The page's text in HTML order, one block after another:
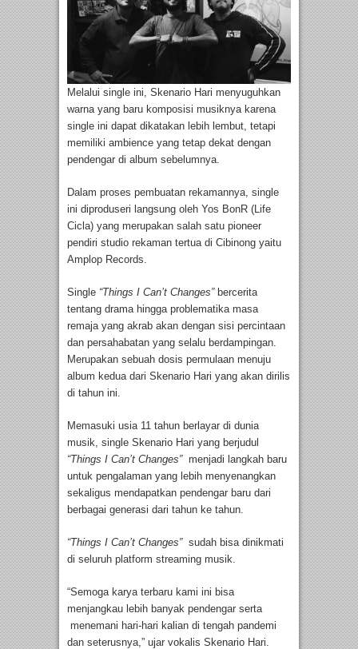
Melalui single ini, Skenario Hari menyuguhkan
warna yang baru komposisi musiknya karena
single ini dapat dikatakan lebih lembut, tetapi
memiliki ambience yang tetap dekat dengan
pendengar di album sebelumnya.
Dalam proses pembuatan rekamannya, single
ini diproduseri langsung oleh Yos BonR (Life
Cicla) yang merupakan salah satu pioneer
pendiri studio rekaman tertua di Cibinong yaitu
Amplop Records.
Single “Things I Can’t Changes”bercerita
tentang drama hingga problematika masa
remaja yang akrab akan dengan sisi percintaan
dan persahabatan yang selalu berdampingan.
Merupakan sebuah dosis permulaan menuju
album kedua dari Skenario Hari yang akan dirilis
di tahun ini.
Memasuki usia 11 tahun berlayar di dunia
musik, single Skenario Hari yang berjudul
“Things I Can’t Changes”menjadi langkah baru
untuk pengalaman yang lebih menyenangkan
sekaligus mendapatkan pendengar baru dari
berbagai generasi dari tahun ke tahun.
“Things I Can’t Changes”sudah bisa dinikmati
di seluruh platform streaming musik.
“Semoga karya terbaru kami ini bisa
menjangkau lebih banyak pendengar serta
menemani hari-hari kalian di tengah pandemi
dan seterusnya,” ujar vokalis Skenario Hari.